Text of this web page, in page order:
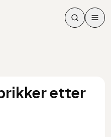
Søk
Søk
Meny
etter